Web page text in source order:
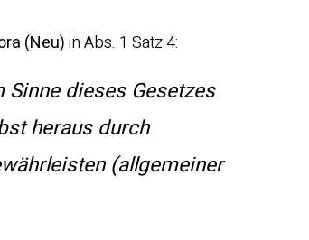
(Neu)in Abs. 1 Satz 4:
dieses Gesetzes
heraus durch
(allgemeiner